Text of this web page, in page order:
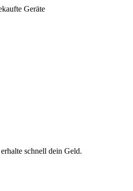
Geräte
schnell dein Geld.